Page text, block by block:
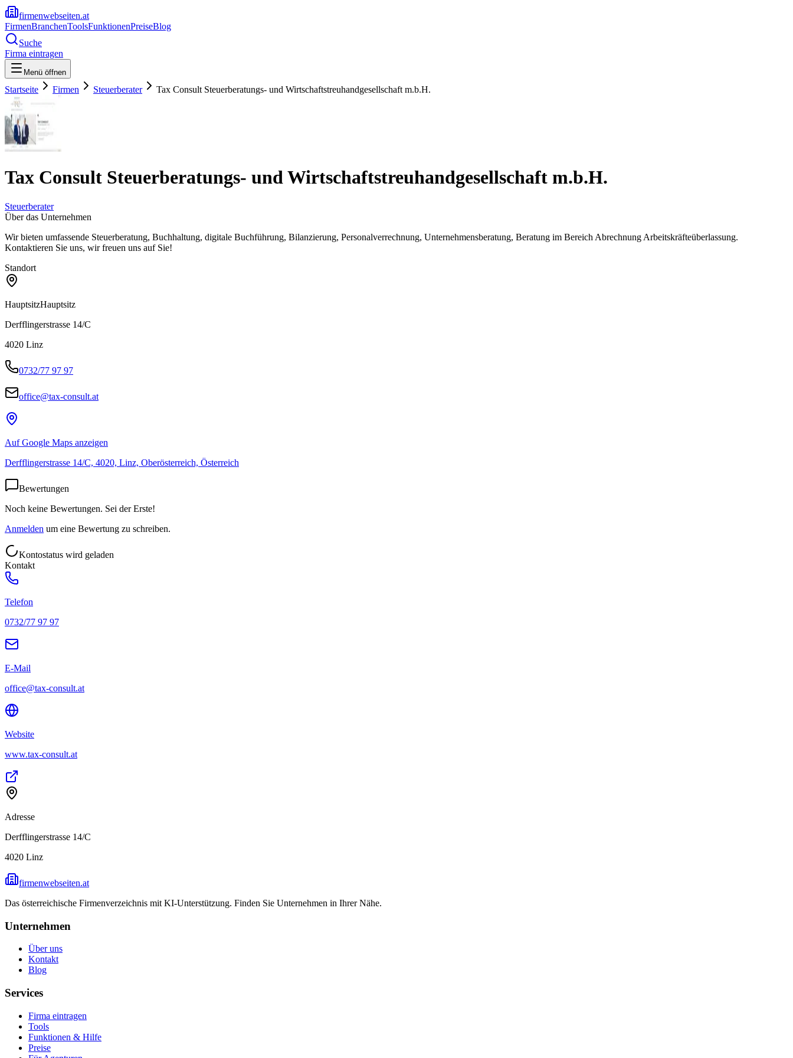
firmenwebseiten.at
FirmenBranchenToolsFunktionenPreiseBlog
Suche
Firma eintragen
Menü öffnen
Startseite Firmen Steuerberater Tax Consult Steuerberatungs- und Wirtschaftstreuhandgesellschaft m.b.H.
Tax Consult Steuerberatungs- und Wirtschaftstreuhandgesellschaft m.b.H.
Steuerberater
Über das Unternehmen
Wir bieten umfassende Steuerberatung, Buchhaltung, digitale Buchführung, Bilanzierung, Personalverrechnung, Unternehmensberatung, Beratung im Bereich Abrechnung Arbeitskräfteüberlassung.
Kontaktieren Sie uns, wir freuen uns auf Sie!
Standort
HauptsitzHauptsitz
Derfflingerstrasse 14/C
4020 Linz
0732/77 97 97
office@tax-consult.at
Auf Google Maps anzeigen
Derfflingerstrasse 14/C, 4020, Linz, Oberösterreich, Österreich
Bewertungen
Noch keine Bewertungen. Sei der Erste!
Anmelden um eine Bewertung zu schreiben.
Kontostatus wird geladen
Kontakt
Telefon
0732/77 97 97
E-Mail
office@tax-consult.at
Website
www.tax-consult.at
Adresse
Derfflingerstrasse 14/C
4020 Linz
firmenwebseiten.at
Das österreichische Firmenverzeichnis mit KI-Unterstützung. Finden Sie Unternehmen in Ihrer Nähe.
Unternehmen
Über uns
Kontakt
Blog
Services
Firma eintragen
Tools
Funktionen & Hilfe
Preise